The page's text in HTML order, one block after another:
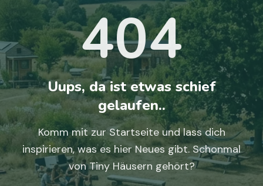
404
Uups, da ist etwas schief
gelaufen..
Komm mit zur Startseite und lass dich
inspirieren, was es hier Neues gibt. Schonmal
von Tiny Häusern gehört?